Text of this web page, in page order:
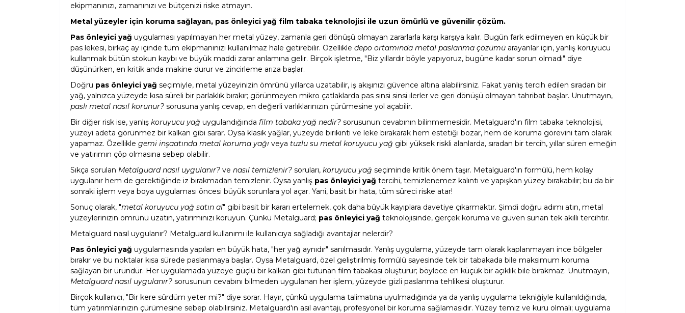
ekipmanınızı, zamanınızı ve bütçenizi riske atmayın.
Metal yüzeyler için koruma sağlayan, pas önleyici yağ film tabaka teknolojisi ile uzun ömürlü ve güvenilir çözüm.
Pas önleyici yağ uygulaması yapılmayan her metal yüzey, zamanla geri dönüşü olmayan zararlarla karşı karşıya kalır. Bugün fark edilmeyen en küçük bir
pas lekesi, birkaç ay içinde tüm ekipmanınızı kullanılmaz hale getirebilir. Özellikle depo ortamında metal paslanma çözümü arayanlar için, yanlış koruyucu
kullanmak bütün stokun kaybı ve büyük maddi zarar anlamına gelir. Birçok işletme, "Biz yıllardır böyle yapıyoruz, bugüne kadar sorun olmadı" diye
düşünürken, en kritik anda makine durur ve zincirleme arıza başlar.
Doğru pas önleyici yağ seçimiyle, metal yüzeyinizin ömrünü yıllarca uzatabilir, iş akışınızı güvence altına alabilirsiniz. Fakat yanlış tercih edilen sıradan bir
yağ, yalnızca yüzeyde kısa süreli bir parlaklık bırakır; görünmeyen mikro çatlaklarda pas sinsi sinsi ilerler ve geri dönüşü olmayan tahribat başlar. Unutmayın,
paslı metal nasıl korunur? sorusuna yanlış cevap, en değerli varlıklarınızın çürümesine yol açabilir.
Bir diğer risk ise, yanlış koruyucu yağ uygulandığında film tabaka yağ nedir? sorusunun cevabının bilinmemesidir. Metalguard'ın film tabaka teknolojisi,
yüzeyi adeta görünmez bir kalkan gibi sarar. Oysa klasik yağlar, yüzeyde birikinti ve leke bırakarak hem estetiği bozar, hem de koruma görevini tam olarak
yapamaz. Özellikle gemi inşaatında metal koruma yağı veya tuzlu su metal koruyucu yağ gibi yüksek riskli alanlarda, sıradan bir tercih, yıllar süren emeğin
ve yatırımın çöp olmasına sebep olabilir.
Sıkça sorulan Metalguard nasıl uygulanır? ve nasıl temizlenir? soruları, koruyucu yağ seçiminde kritik önem taşır. Metalguard'ın formülü, hem kolay
uygulanır hem de gerektiğinde iz bırakmadan temizlenir. Oysa yanlış pas önleyici yağ tercihi, temizlenemez kalıntı ve yapışkan yüzey bırakabilir; bu da bir
sonraki işlem veya boya uygulaması öncesi büyük sorunlara yol açar. Yani, basit bir hata, tüm süreci riske atar!
Sonuç olarak, "metal koruyucu yağ satın al" gibi basit bir kararı ertelemek, çok daha büyük kayıplara davetiye çıkarmaktır. Şimdi doğru adımı atın, metal
yüzeylerinizin ömrünü uzatın, yatırımınızı koruyun. Çünkü Metalguard; pas önleyici yağ teknolojisinde, gerçek koruma ve güven sunan tek akıllı tercihtir.
Metalguard nasıl uygulanır? Metalguard kullanımı ile kullanıcıya sağladığı avantajlar nelerdir?
Pas önleyici yağ uygulamasında yapılan en büyük hata, "her yağ aynıdır" sanılmasıdır. Yanlış uygulama, yüzeyde tam olarak kaplanmayan ince bölgeler
bırakır ve bu noktalar kısa sürede paslanmaya başlar. Oysa Metalguard, özel geliştirilmiş formülü sayesinde tek bir tabakada bile maksimum koruma
sağlayan bir üründür. Her uygulamada yüzeye güçlü bir kalkan gibi tutunan film tabakası oluşturur; böylece en küçük bir açıklık bile bırakmaz. Unutmayın,
Metalguard nasıl uygulanır? sorusunun cevabını bilmeden uygulanan her işlem, yüzeyde gizli paslanma tehlikesi oluşturur.
Birçok kullanıcı, "Bir kere sürdüm yeter mi?" diye sorar. Hayır, çünkü uygulama talimatına uyulmadığında ya da yanlış uygulama tekniğiyle kullanıldığında,
tüm yatırımlarınızın çürümesine sebep olabilirsiniz. Metalguard'ın asıl avantajı, profesyonel bir koruma sağlamasıdır. Yüzey temiz ve kuru olmalı; uygulama